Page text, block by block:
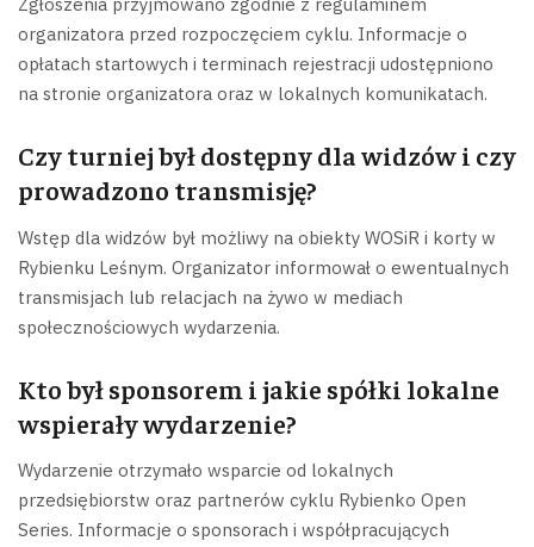
Zgłoszenia przyjmowano zgodnie z regulaminem
organizatora przed rozpoczęciem cyklu. Informacje o
opłatach startowych i terminach rejestracji udostępniono
na stronie organizatora oraz w lokalnych komunikatach.
Czy turniej był dostępny dla widzów i czy
prowadzono transmisję?
Wstęp dla widzów był możliwy na obiekty WOSiR i korty w
Rybienku Leśnym. Organizator informował o ewentualnych
transmisjach lub relacjach na żywo w mediach
społecznościowych wydarzenia.
Kto był sponsorem i jakie spółki lokalne
wspierały wydarzenie?
Wydarzenie otrzymało wsparcie od lokalnych
przedsiębiorstw oraz partnerów cyklu Rybienko Open
Series. Informacje o sponsorach i współpracujących